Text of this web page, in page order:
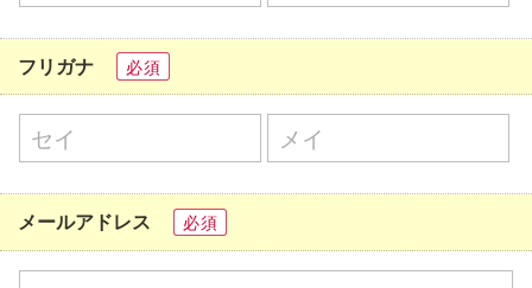
フリガナ 必須
メールアドレス 必須